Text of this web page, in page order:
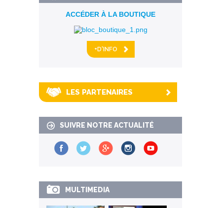
ACCÉDER À LA BOUTIQUE
+D'INFO
LES PARTENAIRES
SUIVRE NOTRE ACTUALITÉ
MULTIMEDIA